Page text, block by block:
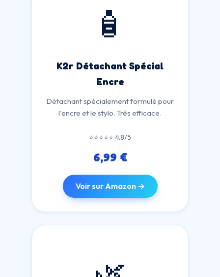
🧴
K2r Détachant Spécial
Encre
Détachant spécialement formulé pour
l'encre et le stylo. Très efficace.
⭐⭐⭐⭐⭐ 4.8/5
6,99 €
Voir sur Amazon →